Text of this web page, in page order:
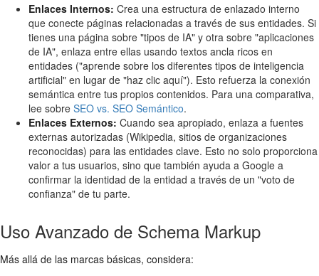
Enlaces Internos: Crea una estructura de enlazado interno
que conecte páginas relacionadas a través de sus entidades. Si
tienes una página sobre "tipos de IA" y otra sobre "aplicaciones
de IA", enlaza entre ellas usando textos ancla ricos en
entidades ("aprende sobre los diferentes tipos de inteligencia
artificial" en lugar de "haz clic aquí"). Esto refuerza la conexión
semántica entre tus propios contenidos. Para una comparativa,
lee sobre SEO vs. SEO Semántico.
Enlaces Externos: Cuando sea apropiado, enlaza a fuentes
externas autorizadas (Wikipedia, sitios de organizaciones
reconocidas) para las entidades clave. Esto no solo proporciona
valor a tus usuarios, sino que también ayuda a Google a
confirmar la identidad de la entidad a través de un "voto de
confianza" de tu parte.
Uso Avanzado de Schema Markup
Más allá de las marcas básicas, considera: